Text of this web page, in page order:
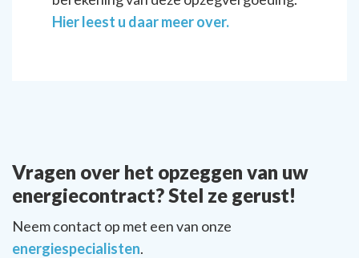
Hier leest u daar meer over.
Vragen over het opzeggen van uw
energiecontract? Stel ze gerust!
Neem contact op met een van onze
energiespecialisten.